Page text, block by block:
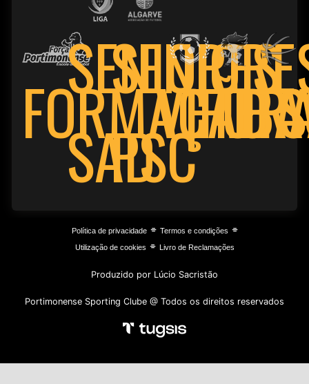
FORMAÇÃO
SENIORES
SADPSC
Política de privacidade⌯ Termos e condições ⌯
Utilização de cookies ⌯ Livro de Reclamações
Produzido por Lúcio Sacristão
Portimonense Sporting Clube @ Todos os direitos reservados